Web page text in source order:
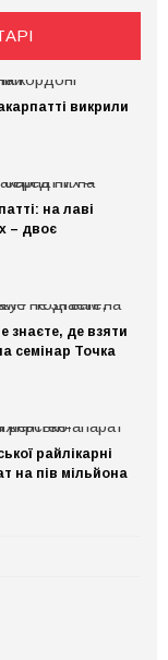
викрили
на лаві
– двоє
знаєте, де взяти
семінар Точка
райлікарні
на пів мільйона